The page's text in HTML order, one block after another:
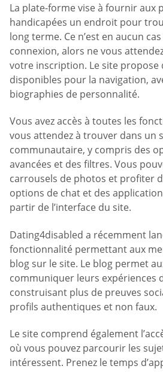
La plate-forme vise à fournir aux
handicapées un endroit pour
long terme. Ce n’est en aucun
connexion, alors ne vous
votre inscription. Le site propose
disponibles pour la navigation,
biographies de personnalité.
Vous avez accès à toutes les
vous attendez à trouver dans un
communautaire, y compris des
avancées et des filtres. Vous
carrousels de photos et profiter
options de chat et des
partir de l’interface du site.
Dating4disabled a récemment
fonctionnalité permettant aux
blog sur le site. Le blog permet
communiquer leurs expériences
construisant plus de preuves
profils authentiques et non faux.
Le site comprend également
où vous pouvez parcourir les
intéressent. Prenez le temps